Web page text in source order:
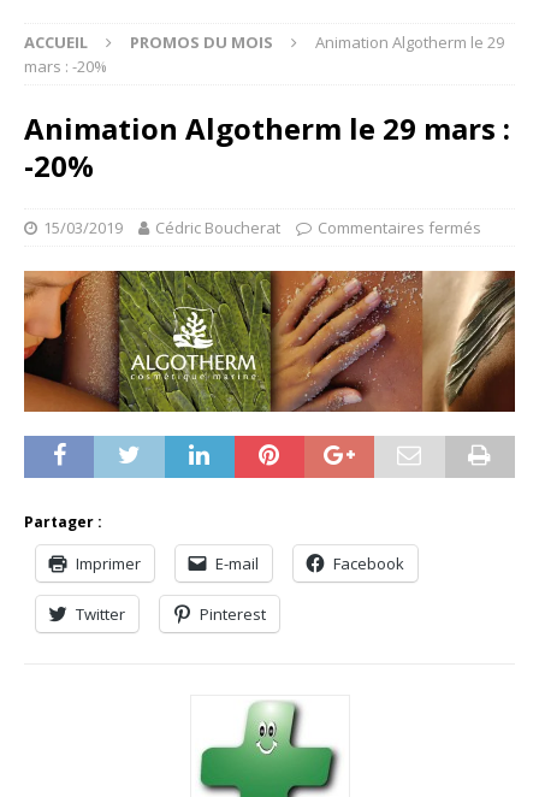
ACCUEIL PROMOS DU MOIS
Animation Algotherm le 29
mars : -20%
Animation Algotherm le 29 mars :
-20%
15/03/2019 Cédric Boucherat Commentaires fermés
Partager :
Imprimer E-mail Facebook
Twitter Pinterest